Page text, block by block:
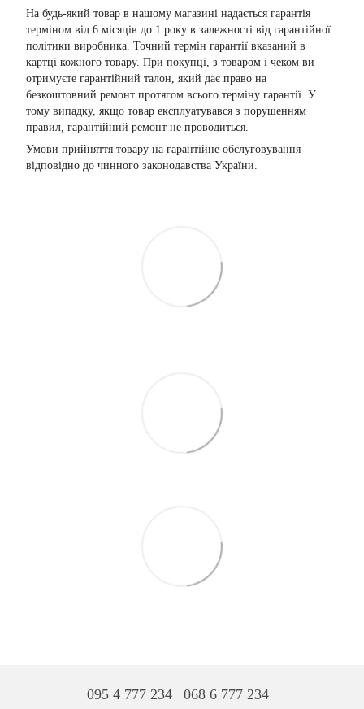
На будь-який товар в нашому магазині надається гарантія
терміном від 6 місяців до 1 року в залежності від гарантійної
політики виробника. Точний термін гарантії вказаний в
картці кожного товару. При покупці, з товаром і чеком ви
отримуєте гарантійний талон, який дає право на
безкоштовний ремонт протягом всього терміну гарантії. У
тому випадку, якщо товар експлуатувався з порушенням
правил, гарантійний ремонт не проводиться.
Умови прийняття товару на гарантійне обслуговування
відповідно до чинного законодавства України.
095 4 777 234 068 6 777 234